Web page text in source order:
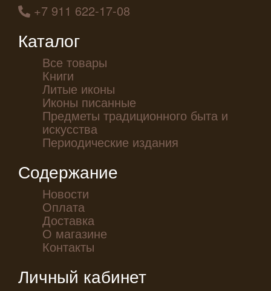
+7 911 622-17-08
Каталог
Все товары
Книги
Литые иконы
Иконы писанные
Предметы традиционного быта и
искусства
Периодические издания
Содержание
Новости
Оплата
Доставка
О магазине
Контакты
Личный кабинет